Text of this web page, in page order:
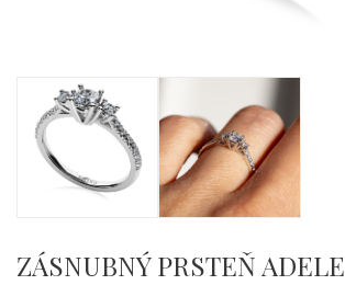
ZÁSNUBNÝ PRSTEŇ ADELE